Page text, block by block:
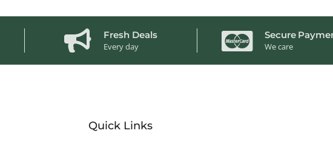
Fresh Deals
Every day
Secure
We care
Quick Links